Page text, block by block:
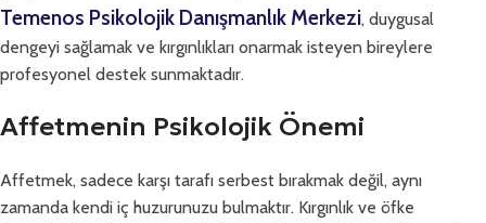
Temenos Psikolojik Danışmanlık Merkezi, duygusal
dengeyi sağlamak ve kırgınlıkları onarmak isteyen bireylere
profesyonel destek sunmaktadır.
Affetmenin Psikolojik Önemi
Affetmek, sadece karşı tarafı serbest bırakmak değil, aynı
zamanda kendi iç huzurunuzu bulmaktır. Kırgınlık ve öfke